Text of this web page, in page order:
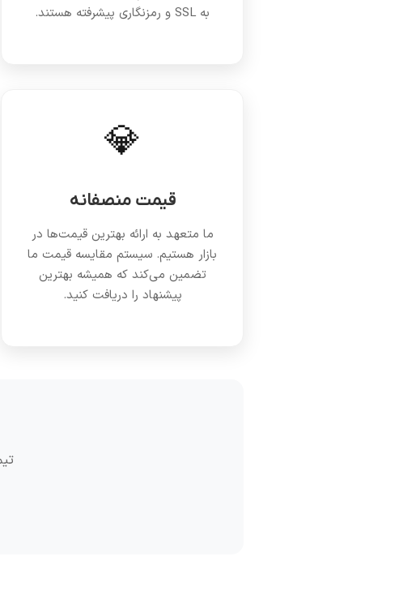
به SSL و رمزنگاری پیشرفته هستند.
💎
قیمت منصفانه
ما متعهد به ارائه بهترین قیمت‌ها در
بازار هستیم. سیستم مقایسه قیمت ما
تضمین می‌کند که همیشه بهترین
پیشنهاد را دریافت کنید.